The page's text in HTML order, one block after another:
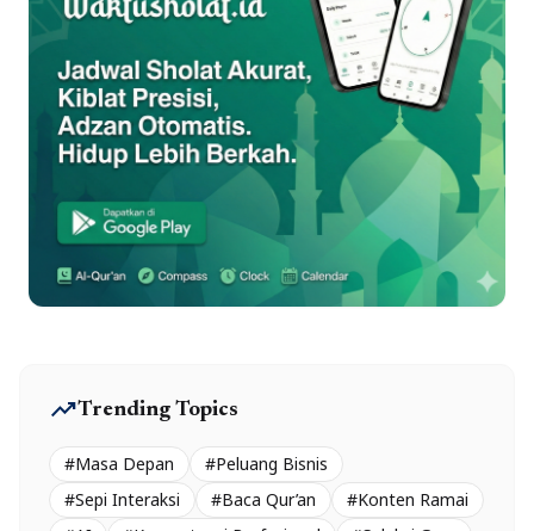
trending_upTrending Topics
#Masa Depan
#Peluang Bisnis
#Sepi Interaksi
#Baca Qur’an
#Konten Ramai